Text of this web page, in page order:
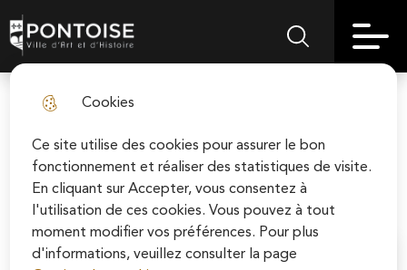
Cookies
Ce site utilise des cookies pour assurer le bon
fonctionnement et réaliser des statistiques de visite.
En cliquant sur Accepter, vous consentez à
l'utilisation de ces cookies. Vous pouvez à tout
moment modifier vos préférences. Pour plus
d'informations, veuillez consulter la page
to
menu
Skip to
search
Skip to
site map
Pontoise | Ville d'art et d'histoireMenu principalRechercher sur
Cordeliers
Associations de quartier